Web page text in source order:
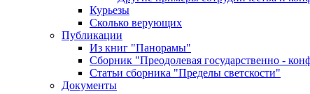
Курьезы
Сколько верующих
Публикации
Из книг "Панорамы"
Сборник "Преодолевая государственно -
Статьи сборника "Пределы светскости"
Документы